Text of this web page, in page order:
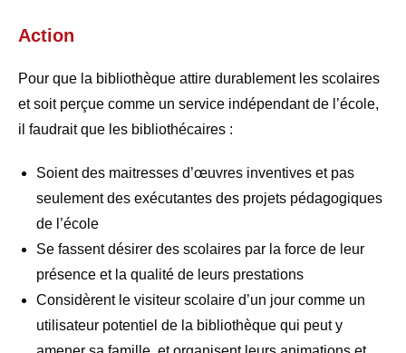
Action
Pour que la bibliothèque attire durablement les scolaires
et soit perçue comme un service indépendant de l’école,
il faudrait que les bibliothécaires :
Soient des maitresses d’œuvres inventives et pas
seulement des exécutantes des projets pédagogiques
de l’école
Se fassent désirer des scolaires par la force de leur
présence et la qualité de leurs prestations
Considèrent le visiteur scolaire d’un jour comme un
utilisateur potentiel de la bibliothèque qui peut y